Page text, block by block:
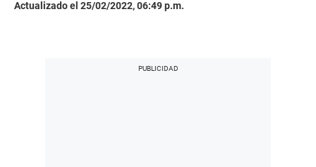
Actualizado el 25/02/2022, 06:49 p.m.